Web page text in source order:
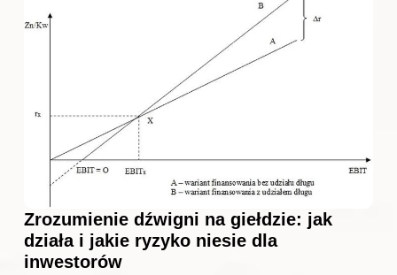
Zrozumienie dźwigni na giełdzie: jak
działa i jakie ryzyko niesie dla
inwestorów